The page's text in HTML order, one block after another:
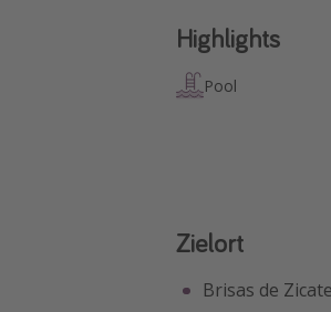
Highlights
Pool
Zielort
Brisas de